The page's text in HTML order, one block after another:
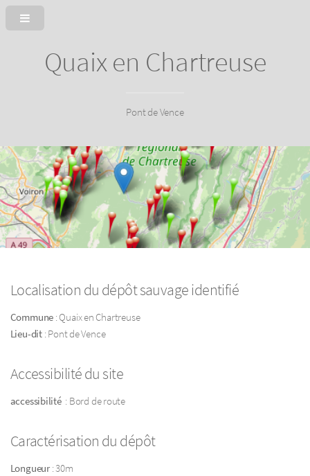
Quaix en Chartreuse
Pont de Vence
Localisation du dépôt sauvage identifié
Commune : Quaix en Chartreuse
Lieu-dit: Pont de Vence
Accessibilité du site
accessibilité : Bord de route
Caractérisation du dépôt
Longueur: 30m